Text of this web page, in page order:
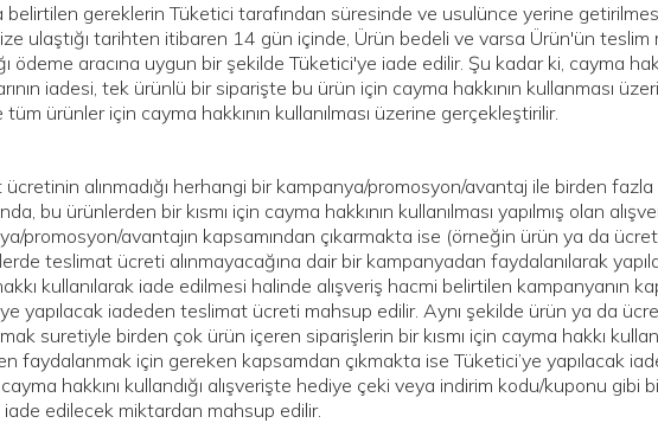
belirtilen gereklerin Tüketici tarafından süresinde ve usulünce yerine
ulaştığı tarihten itibaren 14 gün içinde, Ürün bedeli ve varsa Ürün'ün teslim
ödeme aracına uygun bir şekilde Tüketici'ye iade edilir. Şu kadar ki, cayma
iadesi, tek ürünlü bir siparişte bu ürün için cayma hakkının kullanması
ürünler için cayma hakkının kullanılması üzerine gerçekleştirilir.
ücretinin alınmadığı herhangi bir kampanya/promosyon/avantaj ile birden fazla
bu ürünlerden bir kısmı için cayma hakkının kullanılması yapılmış olan
promosyon/avantajın kapsamından çıkarmakta ise (örneğin ürün ya da
teslimat ücreti alınmayacağına dair bir kampanyadan faydalanılarak
kullanılarak iade edilmesi halinde alışveriş hacmi belirtilen kampanyanın
yapılacak iadeden teslimat ücreti mahsup edilir. Aynı şekilde ürün ya da
suretiyle birden çok ürün içeren siparişlerin bir kısmı için cayma hakkı
faydalanmak için gereken kapsamdan çıkmakta ise Tüketici’ye yapılacak
hakkını kullandığı alışverişte hediye çeki veya indirim kodu/kuponu gibi
edilecek miktardan mahsup edilir.